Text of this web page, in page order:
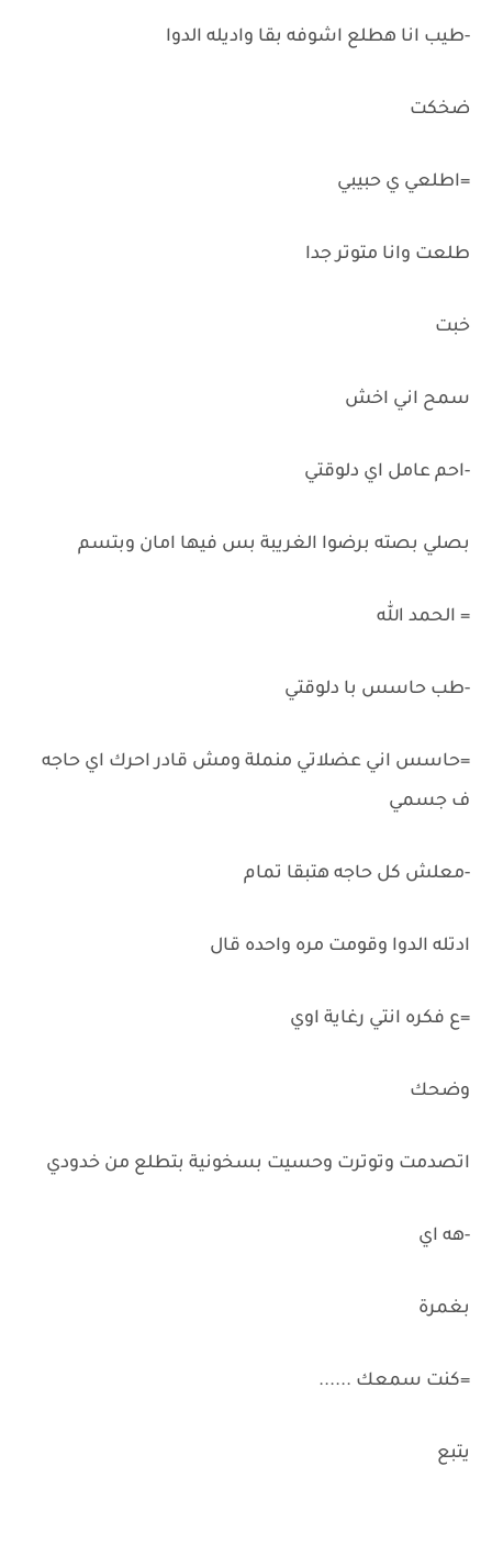
-طيب انا هطلع اشوفه بقا واديله الدوا
ضخكت
=اطلعي ي حبيبي
طلعت وانا متوتر جدا
خبت
سمح اني اخش
-احم عامل اي دلوقتي
بصلي بصته برضوا الغريبة بس فيها امان وبتسم
= الحمد الله
-طب حاسس با دلوقتي
=حاسس اني عضلاتي منملة ومش قادر احرك اي حاجه
ف جسمي
-معلش كل حاجه هتبقا تمام
ادتله الدوا وقومت مره واحده قال
=ع فكره انتي رغاية اوي
وضحك
اتصدمت وتوترت وحسيت بسخونية بتطلع من خدودي
-هه اي
بغمرة
=كنت سمعك ......
يتبع